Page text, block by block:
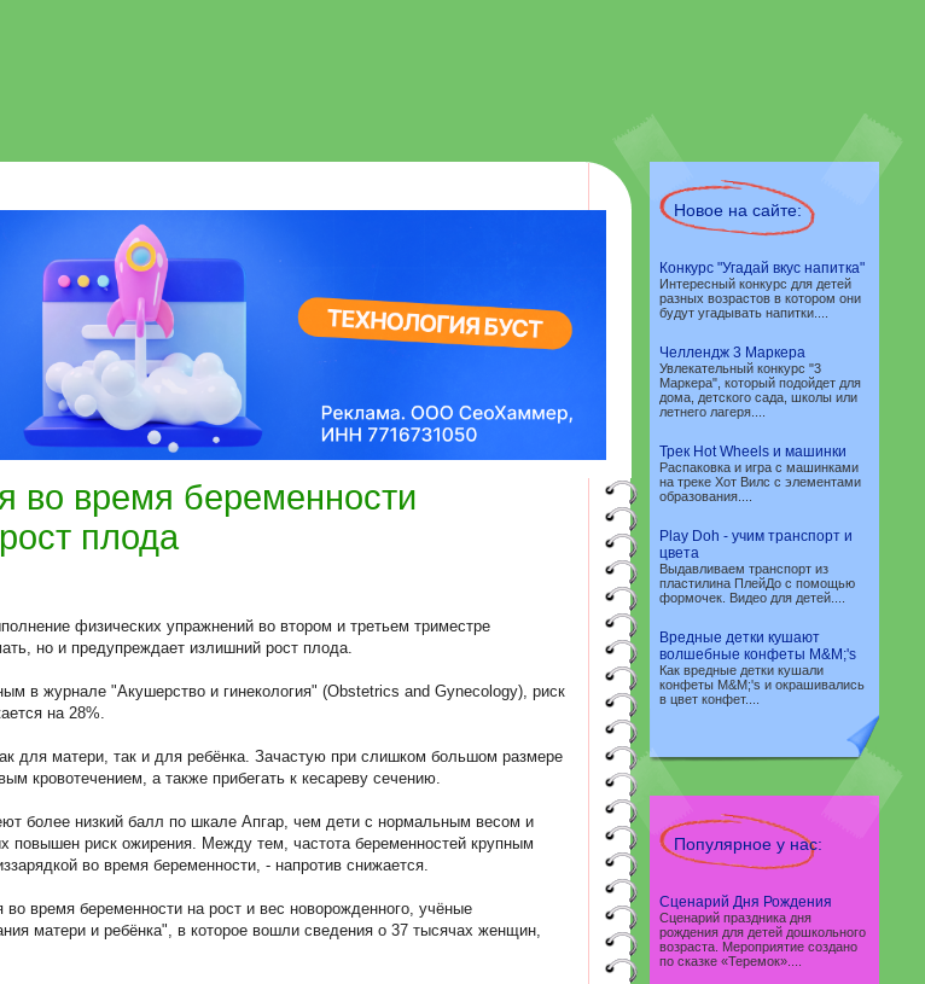
во время беременности
плода
физических упражнений во втором и третьем триместре
но и предупреждает излишний рост плода.
в журнале "Акушерство и гинекология" (Obstetrics and Gynecology), риск
на 28%.
для матери, так и для ребёнка. Зачастую при слишком большом размере
кровотечением, а также прибегать к кесареву сечению.
более низкий балл по шкале Апгар, чем дети с нормальным весом и
риск ожирения. Между тем, частота беременностей крупным
во время беременности, - напротив снижается.
время беременности на рост и вес новорожденного, учёные
матери и ребёнка", в которое вошли сведения о 37 тысячах женщин,
Новое на сайте:
Конкурс "Угадай вкус напитка"
Интересный конкурс для детей
разных возрастов в котором они
будут угадывать напитки....
Челлендж 3 Маркера
Увлекательный конкурс "3
Маркера", который подойдет для
дома, детского сада, школы или
летнего лагеря....
Трек Hot Wheels и машинки
Распаковка и игра с машинками
на треке Хот Вилс с элементами
образования....
Play Doh - учим транспорт и
цвета
Выдавливаем транспорт из
пластилина ПлейДо с помощью
формочек. Видео для детей....
Вредные детки кушают
волшебные конфеты M&M;'s
Как вредные детки кушали
конфеты M&M;'s и окрашивались
в цвет конфет....
Популярное у нас:
Сценарий Дня Рождения
Сценарий праздника дня
рождения для детей дошкольного
возраста. Мероприятие создано
по сказке «Теремок»....